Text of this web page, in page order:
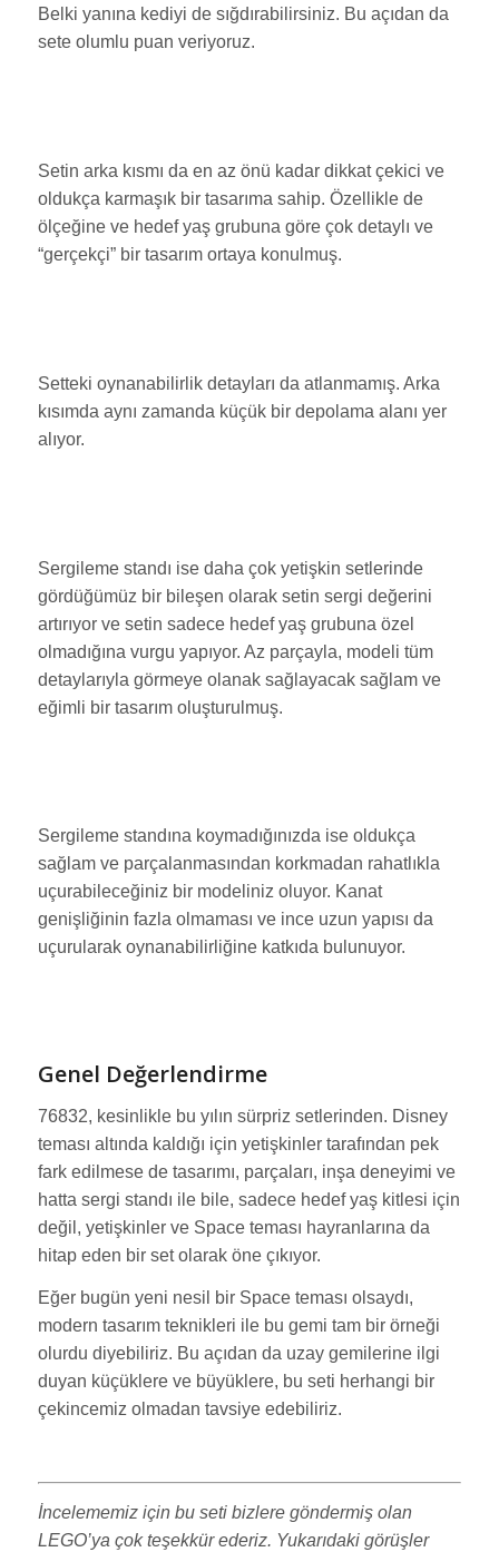
Belki yanına kediyi de sığdırabilirsiniz. Bu açıdan da
sete olumlu puan veriyoruz.
Setin arka kısmı da en az önü kadar dikkat çekici ve
oldukça karmaşık bir tasarıma sahip. Özellikle de
ölçeğine ve hedef yaş grubuna göre çok detaylı ve
“gerçekçi” bir tasarım ortaya konulmuş.
Setteki oynanabilirlik detayları da atlanmamış. Arka
kısımda aynı zamanda küçük bir depolama alanı yer
alıyor.
Sergileme standı ise daha çok yetişkin setlerinde
gördüğümüz bir bileşen olarak setin sergi değerini
artırıyor ve setin sadece hedef yaş grubuna özel
olmadığına vurgu yapıyor. Az parçayla, modeli tüm
detaylarıyla görmeye olanak sağlayacak sağlam ve
eğimli bir tasarım oluşturulmuş.
Sergileme standına koymadığınızda ise oldukça
sağlam ve parçalanmasından korkmadan rahatlıkla
uçurabileceğiniz bir modeliniz oluyor. Kanat
genişliğinin fazla olmaması ve ince uzun yapısı da
uçurularak oynanabilirliğine katkıda bulunuyor.
Genel Değerlendirme
76832, kesinlikle bu yılın sürpriz setlerinden. Disney
teması altında kaldığı için yetişkinler tarafından pek
fark edilmese de tasarımı, parçaları, inşa deneyimi ve
hatta sergi standı ile bile, sadece hedef yaş kitlesi için
değil, yetişkinler ve Space teması hayranlarına da
hitap eden bir set olarak öne çıkıyor.
Eğer bugün yeni nesil bir Space teması olsaydı,
modern tasarım teknikleri ile bu gemi tam bir örneği
olurdu diyebiliriz. Bu açıdan da uzay gemilerine ilgi
duyan küçüklere ve büyüklere, bu seti herhangi bir
çekincemiz olmadan tavsiye edebiliriz.
İncelememiz için bu seti bizlere göndermiş olan
LEGO’ya çok teşekkür ederiz. Yukarıdaki görüşler